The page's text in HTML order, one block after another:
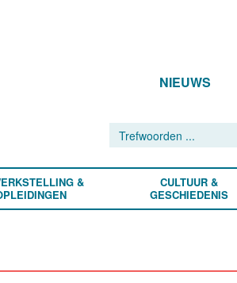
NIEUWS
&
CULTUUR &
GESCHIEDENIS